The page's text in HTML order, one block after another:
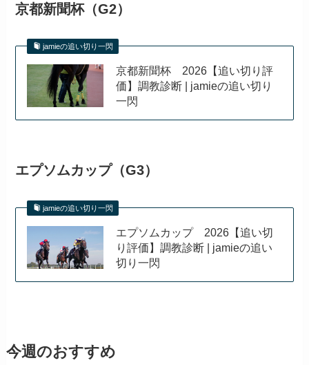
京都新聞杯（G2）
jamieの追い切り一閃
京都新聞杯 2026【追い切り評
価】調教診断 | jamieの追い切り
一閃
エプソムカップ（G3）
jamieの追い切り一閃
エプソムカップ 2026【追い切
り評価】調教診断 | jamieの追い
切り一閃
今週のおすすめ